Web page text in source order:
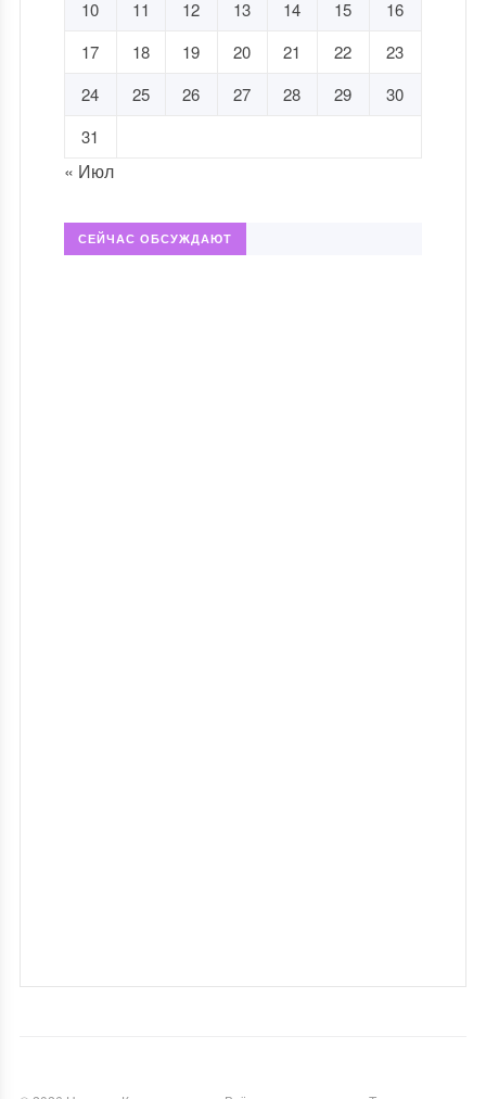
10
11 12 13 14 15
16
17
18 19 20 21 22
23
24
25 26 27 28 29
30
31
« Июл
СЕЙЧАС ОБСУЖДАЮТ